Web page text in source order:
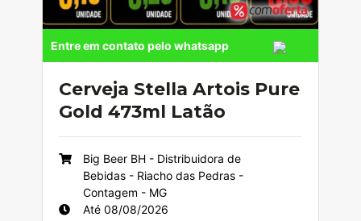
Entre em contato pelo whatsapp
Cerveja Stella Artois Pure
Gold 473ml Latão
Big Beer BH - Distribuidora de
Bebidas - Riacho das Pedras -
Contagem - MG
Até 08/08/2026